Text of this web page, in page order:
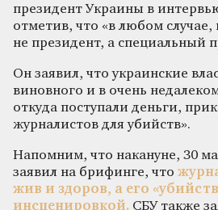
президент Украины в
отметив, что «в любом случае,
не президент, а специальный
Он заявил, что украинские
виновного и в очень
откуда поступали деньги,
журналистов для убийств».
Напомним, что накануне, 30
заявил на брифинге, что
жив и здоров, а его
инсценировкой. СБУ также